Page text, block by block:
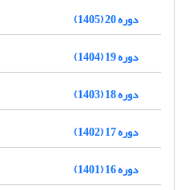
دوره 20 (1405)
دوره 19 (1404)
دوره 18 (1403)
دوره 17 (1402)
دوره 16 (1401)